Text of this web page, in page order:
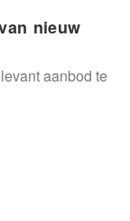
nieuw
aanbod te